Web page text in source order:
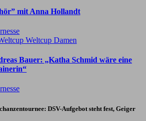
mit Anna Hollandt
Weltcup Damen
Bauer: „Katha Schmid wäre eine
DSV-Aufgebot steht fest, Geiger